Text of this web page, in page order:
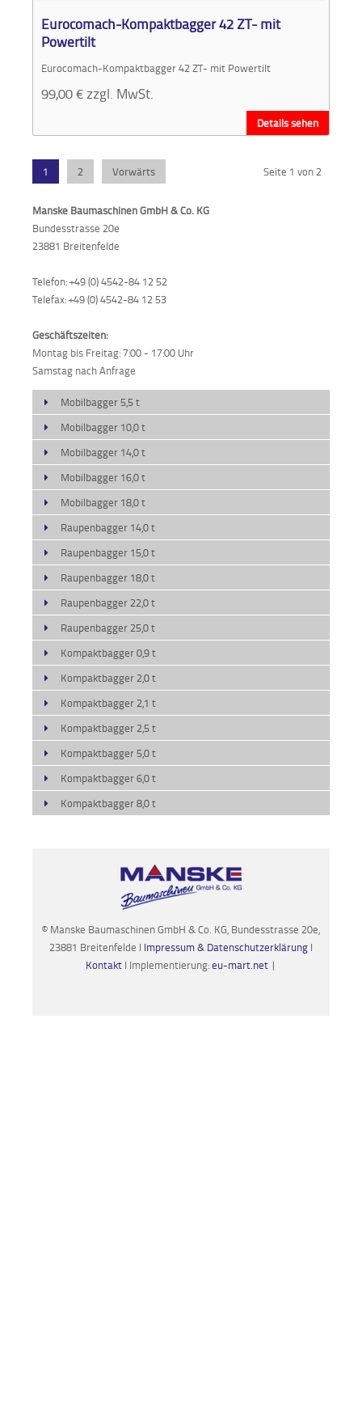
Eurocomach-Kompaktbagger 42 ZT- mit
Powertilt
Eurocomach-Kompaktbagger 42 ZT- mit Powertilt
99,00€ zzgl. MwSt.
Details sehen
Seite 1 von 2
1 2 Vorwärts
Manske Baumaschinen GmbH & Co. KG
Bundesstrasse 20e
23881 Breitenfelde
Telefon: +49 (0) 4542-84 12 52
Telefax: +49 (0) 4542-84 12 53
Geschäftszeiten:
Montag bis Freitag: 7:00 - 17:00 Uhr
Samstag nach Anfrage
Mobilbagger 5,5 t
Mobilbagger 10,0 t
Mobilbagger 14,0 t
Mobilbagger 16,0 t
Mobilbagger 18,0 t
Raupenbagger 14,0 t
Raupenbagger 15,0 t
Raupenbagger 18,0 t
Raupenbagger 22,0 t
Raupenbagger 25,0 t
Kompaktbagger 0,9 t
Kompaktbagger 2,0 t
Kompaktbagger 2,1 t
Kompaktbagger 2,5 t
Kompaktbagger 5,0 t
Kompaktbagger 6,0 t
Kompaktbagger 8,0 t
© Manske Baumaschinen GmbH & Co. KG, Bundesstrasse 20e,
23881 Breitenfelde I Impressum & Datenschutzerklärung I
Kontakt I Implementierung:eu-mart.net |